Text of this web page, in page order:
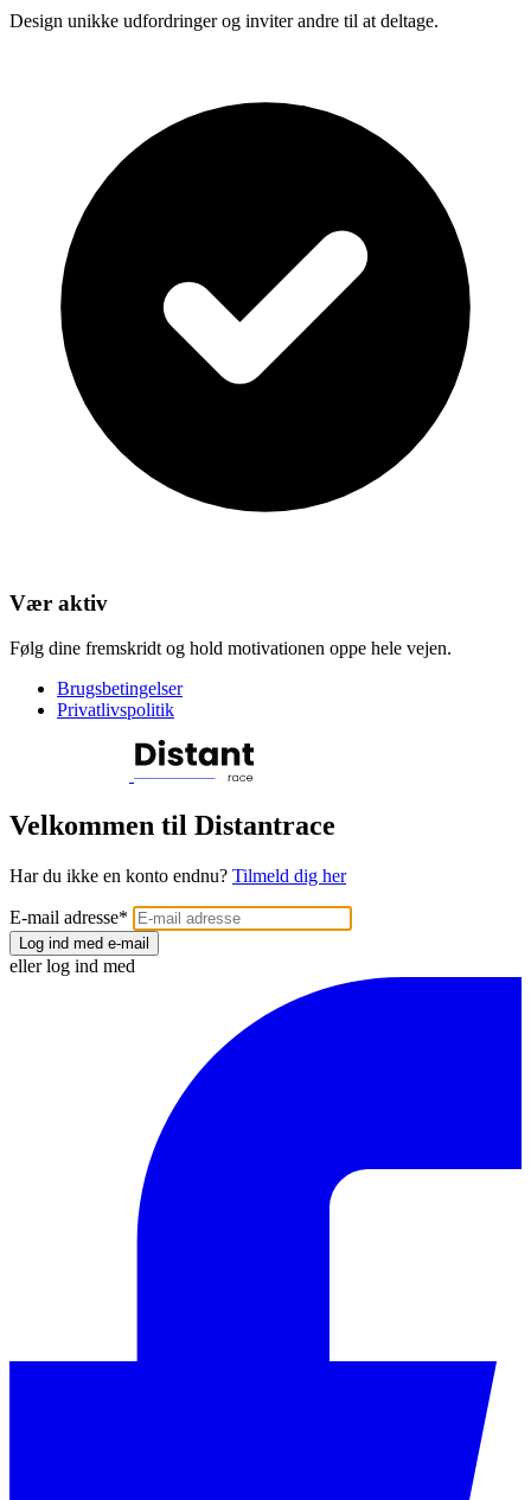
Design unikke udfordringer og inviter andre til at deltage.
Vær aktiv
Følg dine fremskridt og hold motivationen oppe hele vejen.
Brugsbetingelser
Privatlivspolitik
Velkommen til Distantrace
Har du ikke en konto endnu? Tilmeld dig her
E-mail adresse*
Log ind med e-mail
eller log ind med